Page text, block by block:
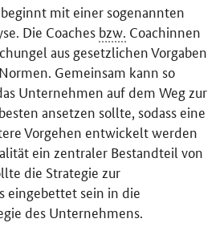
beginnt mit einer sogenannten
Die Coaches bzw. Coachinnen
aus gesetzlichen Vorgaben
Gemeinsam kann so
Unternehmen auf dem Weg zur
ansetzen sollte, sodass eine
Vorgehen entwickelt werden
ein zentraler Bestandteil von
die Strategie zur
eingebettet sein in die
des Unternehmens.